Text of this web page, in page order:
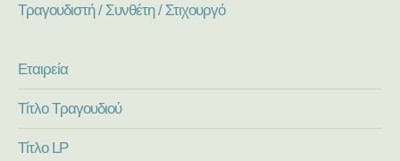
Τραγουδιστή / Συνθέτη / Στιχουργό
Εταιρεία
Τίτλο Τραγουδιού
Τίτλο LP